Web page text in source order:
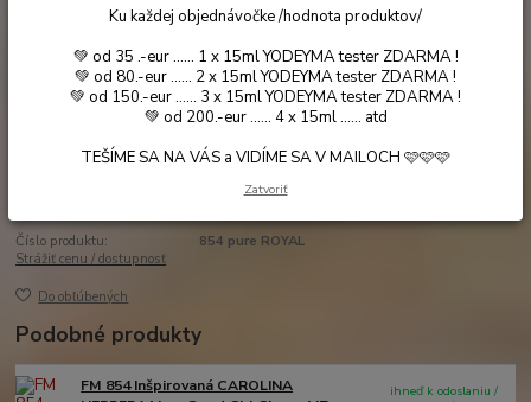
Dostupnosť ihneď k odoslaniu / dostupný aj na predajni
Pridať do košíka
Číslo produktu:
854 pure ROYAL
Strážiť cenu / dostupnosť
Do obľúbených
Podobné produkty
FM 854 Inšpirovaná CAROLINA
ihneď k odoslaniu /
Ku každej objednávočke /hodnota produktov/
💚 od 35 .-eur ...... 1 x 15ml YODEYMA tester ZDARMA !
💚 od 80.-eur ...... 2 x 15ml YODEYMA tester ZDARMA !
💚 od 150.-eur ...... 3 x 15ml YODEYMA tester ZDARMA !
💚 od 200.-eur ...... 4 x 15ml ...... atd
TEŠÍME SA NA VÁS a VIDÍME SA V MAILOCH 🩷🩷🩷
Zatvoriť